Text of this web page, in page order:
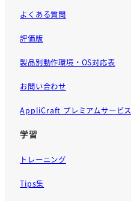
よくある質問
評価版
製品別動作環境・OS対応表
お問い合わせ
AppliCraft プレミアムサービス
学習
トレーニング
Tips集